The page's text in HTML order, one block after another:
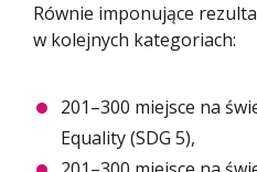
Równie imponujące
w kolejnych kategoriach:
201–300 miejsce na
Equality (SDG 5),